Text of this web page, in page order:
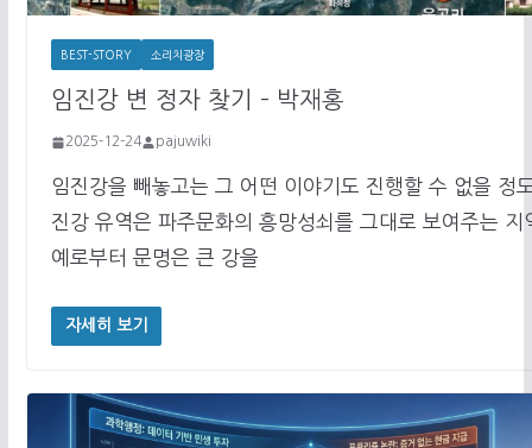
BEST-STORY 소리치광장
임진강 변 정자 찾기 – 박재홍
2025-12-24 pajuwiki
임진강을 빼놓고는 그 어떤 이야기도 진행할 수 없을 정
진강 유역은 파주문화의 흥망성쇠를 그대로 보여주는 지
예로부터 문명은 큰 강을
자세히 보기